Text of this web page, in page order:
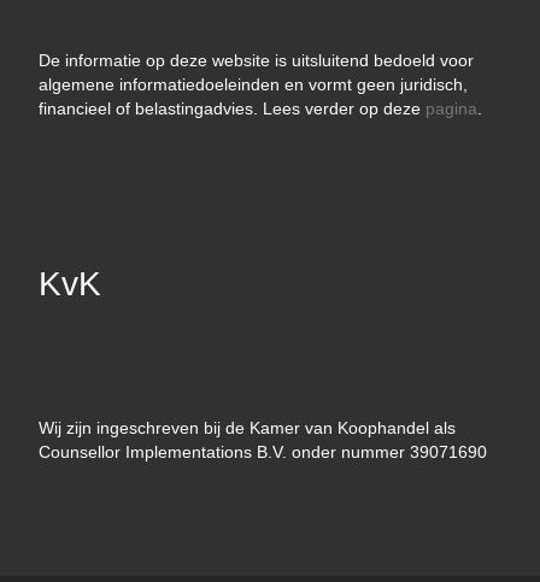
De informatie op deze website is uitsluitend bedoeld voor
algemene informatiedoeleinden en vormt geen juridisch,
financieel of belastingadvies. Lees verder op deze pagina
KvK
Wij zijn ingeschreven bij de Kamer van Koophandel als
Counsellor Implementations B.V. onder nummer 39071690